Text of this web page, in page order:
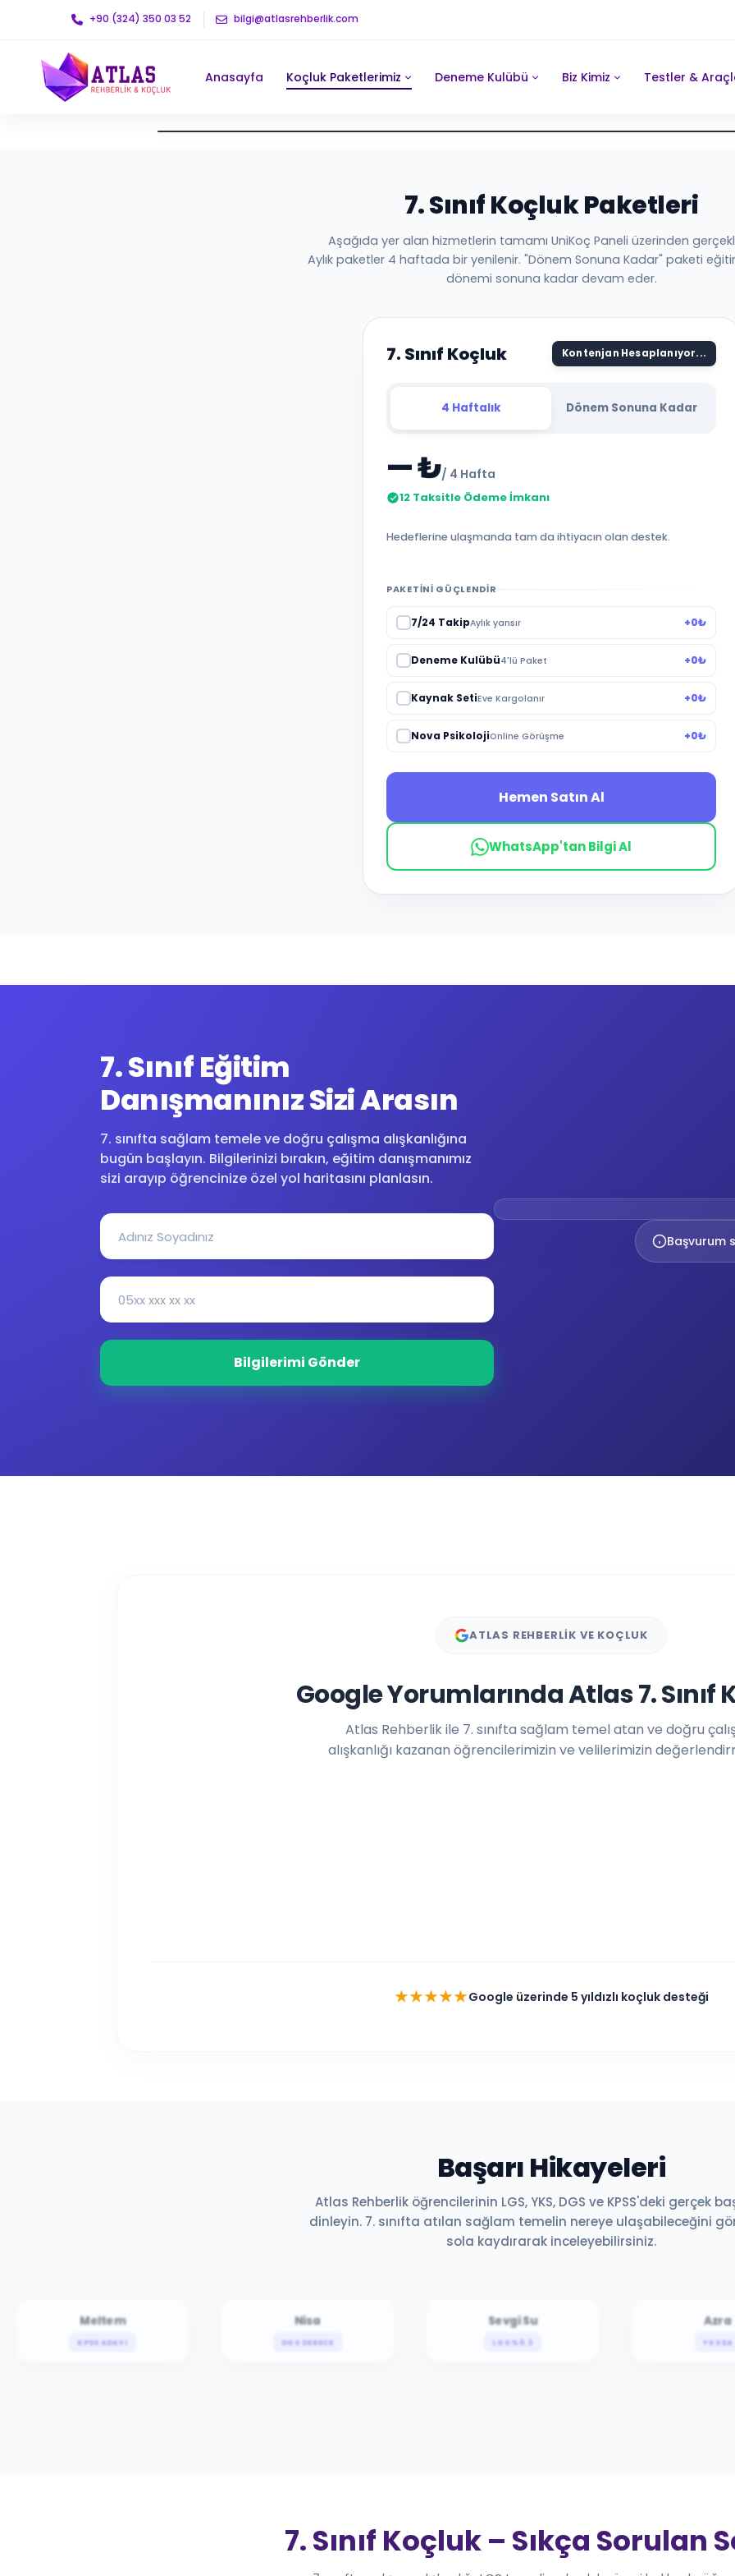
+90 (324) 350 03 52 bilgi@atlasrehberlik.com
Anasayfa Koçluk Paketlerimiz Deneme Kulübü Biz Kimiz Testler &
7. Sınıf Koçluk Paketleri
Aşağıda yer alan hizmetlerin tamamı UniKoç Paneli üzerinden
Aylık paketler 4 haftada bir yenilenir. "Dönem Sonuna Kadar" paketi
dönemi sonuna kadar devam eder.
UniKoç 7. Sınıf Koçluk Paketi,
7. Sınıf Koçluk Kontenjan Hesaplanıyor...
4 Haftalık Dönem Sonuna Kadar
— ₺/ 4 Hafta
12 Taksitle Ödeme İmkanı
Hedeflerine ulaşmanda tam da ihtiyacın olan destek.
PAKETINI GÜÇLENDIR
7/24 TakipAylık yansır +0₺
Deneme Kulübü4'lü Paket +0₺
Kaynak SetiEve Kargolanır +0₺
Nova PsikolojiOnline Görüşme +0₺
Hemen Satın Al
WhatsApp'tan Bilgi Al
7. sınıf öğrencilerine yönelik ücretsiz koçluk tanışma seansı. Bilgilerinizi bırakın, Atlas Rehberlik eğitim danışmanı 7. sınıf
7. Sınıf Eğitim
Danışmanınız Sizi Arasın
7. sınıfta sağlam temele ve doğru çalışma alışkanlığına
bugün başlayın. Bilgilerinizi bırakın, eğitim danışmanımız
sizi arayıp öğrencinize özel yol haritasını planlasın.
Başvurum
ATLAS REHBERLİK VE KOÇLUK
Google Yorumlarında Atlas 7. Sınıf
Atlas Rehberlik ile 7. sınıfta sağlam temel atan ve doğru
alışkanlığı kazanan öğrencilerimizin ve velilerimizin
★★★★★Google üzerinde 5 yıldızlı koçluk desteği
Atlas Rehberlik öğrencilerinin gerçek başarı hikayeleri. LGS, YKS, DGS ve KPSS gibi farklı sınavlarda birebir koçluk desteğiyle
Başarı Hikayeleri
Atlas Rehberlik öğrencilerinin LGS, YKS, DGS ve KPSS'deki gerçek
dinleyin. 7. sınıfta atılan sağlam temelin nereye ulaşabileceğini
sola kaydırarak inceleyebilirsiniz.
Meltem
KPSS ADAYI
Nisa
DGS DERECE
Sevgi Su
LGS %0.3
Azra
YKS EA
7. Sınıf Koçluk – Sıkça Sorulan